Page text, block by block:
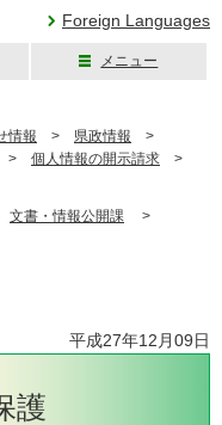
Foreign Languages
メニュー
情報 > 県政情報 >
> 個人情報の開示請求 >
文書・情報公開課 >
平成27年12月09日
護